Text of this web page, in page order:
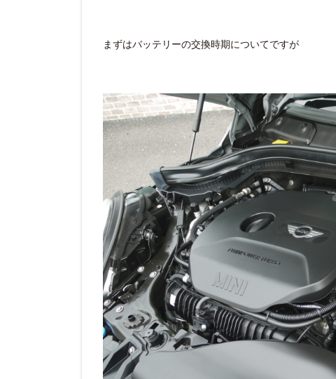
まずはバッテリーの交換時期についてですが